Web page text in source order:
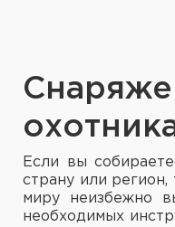
Если вы
страну или
миру неизбежно
необходимых